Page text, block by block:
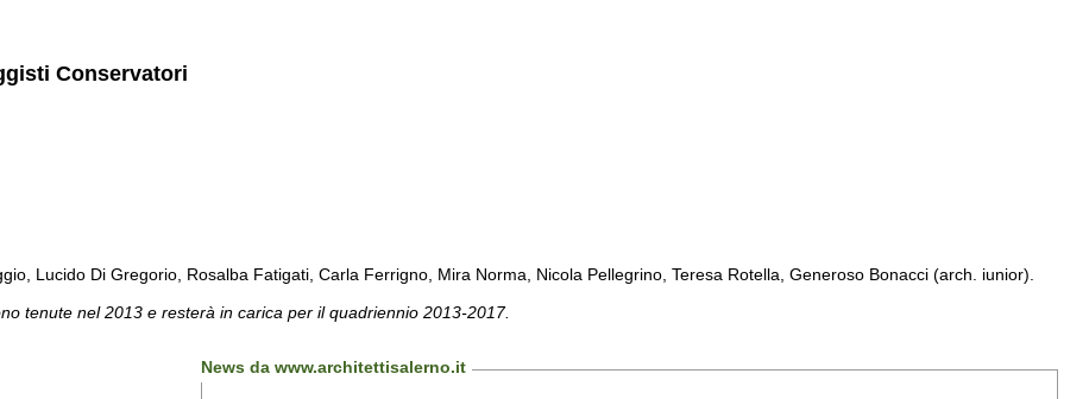
Conservatori
Lucido Di Gregorio, Rosalba Fatigati, Carla Ferrigno, Mira Norma, Nicola Pellegrino, Teresa Rotella, Generoso Bonacci (arch. iunior).
tenute nel 2013 e resterà in carica per il quadriennio 2013-2017.
News da www.architettisalerno.it